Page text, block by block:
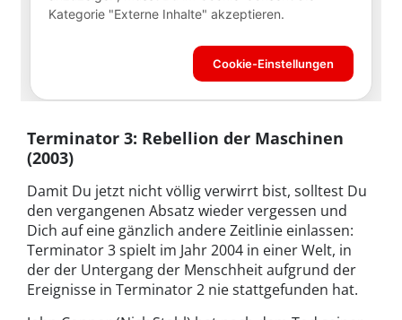
Terminator 3: Rebellion der Maschinen
(2003)
Damit Du jetzt nicht völlig verwirrt bist, solltest Du
den vergangenen Absatz wieder vergessen und
Dich auf eine gänzlich andere Zeitlinie einlassen:
Terminator 3 spielt im Jahr 2004 in einer Welt, in
der der Untergang der Menschheit aufgrund der
Ereignisse in Terminator 2 nie stattgefunden hat.